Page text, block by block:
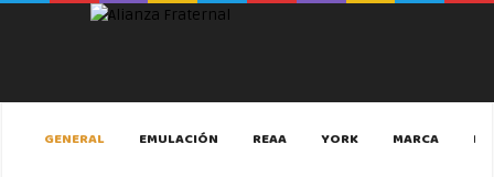
GENERAL EMULACIÓN REAA YORK MARCA